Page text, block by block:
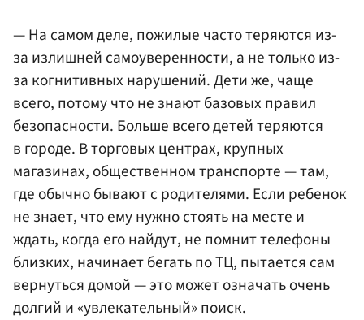
— На самом деле, пожилые часто теряются из-
за излишней самоуверенности, а не только из-
за когнитивных нарушений. Дети же, чаще
всего, потому что не знают базовых правил
безопасности. Больше всего детей теряются
в городе. В торговых центрах, крупных
магазинах, общественном транспорте — там,
где обычно бывают с родителями. Если ребенок
не знает, что ему нужно стоять на месте и
ждать, когда его найдут, не помнит телефоны
близких, начинает бегать по ТЦ, пытается сам
вернуться домой — это может означать очень
долгий и «увлекательный» поиск.